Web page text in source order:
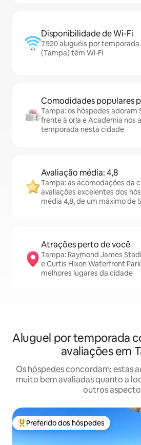
Disponibilidade de Wi-Fi
7.920 aluguéis por
(Tampa) têm Wi-Fi
Comodidades populares
Tampa: os hóspedes adoram
frente à orla e Academia nos
temporada nesta cidade
Avaliação média: 4,8
Tampa: as acomodações da
avaliações excelentes dos
média 4,8, de um máximo de
Atrações perto de você
Tampa: Raymond James
e Curtis Hixon Waterfront
melhores lugares da cidade
Aluguel por temporada
avaliações em
Os hóspedes concordam: estas
muito bem avaliadas quanto a
outros
Entre os melhores preferidos dos
Preferido dos hóspedes